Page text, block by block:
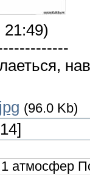
21:49)
(96.0 Kb)
атмосфер